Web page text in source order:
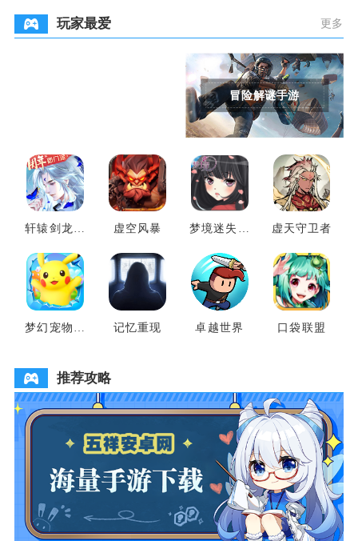
玩家最爱 更多
冒险解谜手游
轩辕剑龙舞
虚空风暴
梦境迷失之
虚天守卫者
梦幻宠物联
记忆重现 卓越世界 口袋联盟
推荐攻略